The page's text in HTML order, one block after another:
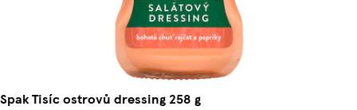
Spak Tisíc ostrovů dressing 258 g